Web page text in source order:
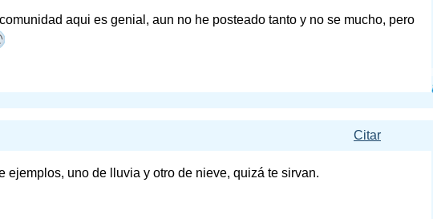
aqui es genial, aun no he posteado tanto y no se mucho, pero
Citar
ejemplos, uno de lluvia y otro de nieve, quizá te sirvan.